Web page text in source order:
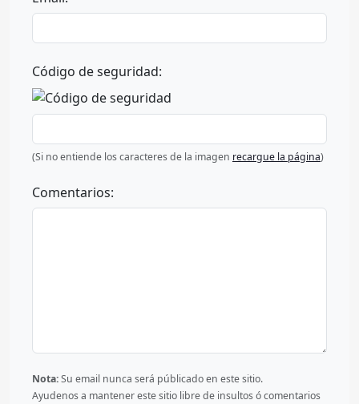
Código de seguridad:
(Si no entiende los caracteres de la imagen recargue la página)
Comentarios:
Nota:Su email nunca será públicado en este sitio.
Ayudenos a mantener este sitio libre de insultos ó comentarios